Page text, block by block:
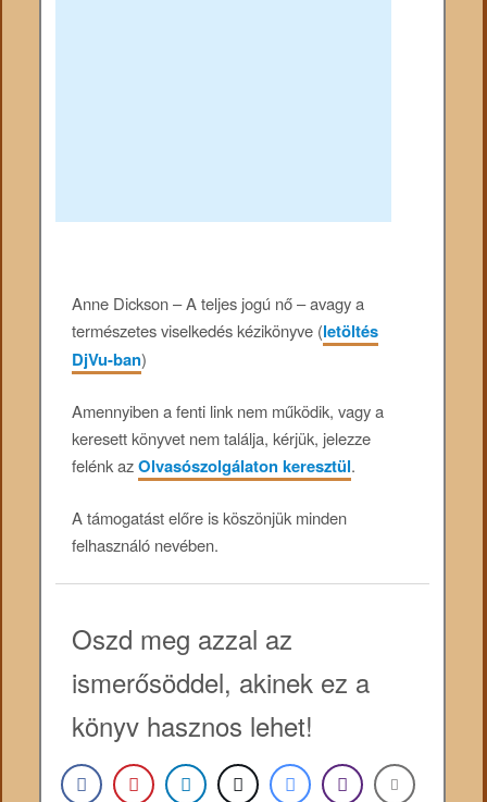
Anne Dickson – A teljes jogú nő – avagy a
természetes viselkedés kézikönyve (letöltés
DjVu-ban)
Amennyiben a fenti link nem működik, vagy a
keresett könyvet nem találja, kérjük, jelezze
felénk azOlvasószolgálaton keresztül.
A támogatást előre is köszönjük minden
felhasználó nevében.
Oszd meg azzal az
ismerősöddel, akinek ez a
könyv hasznos lehet!